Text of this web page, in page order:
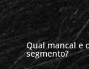
Qual mancal e
segmento?